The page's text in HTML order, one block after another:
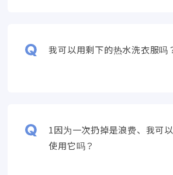
我可以用剩下的热水洗衣服吗
1因为一次扔掉是浪费、我可
使用它吗？